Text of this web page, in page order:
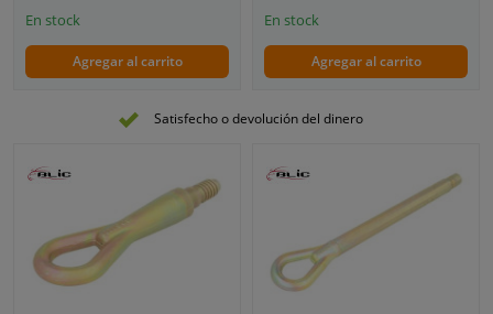
En stock
Agregar al carrito
En stock
Agregar al carrito
Satisfecho o devolución del dinero